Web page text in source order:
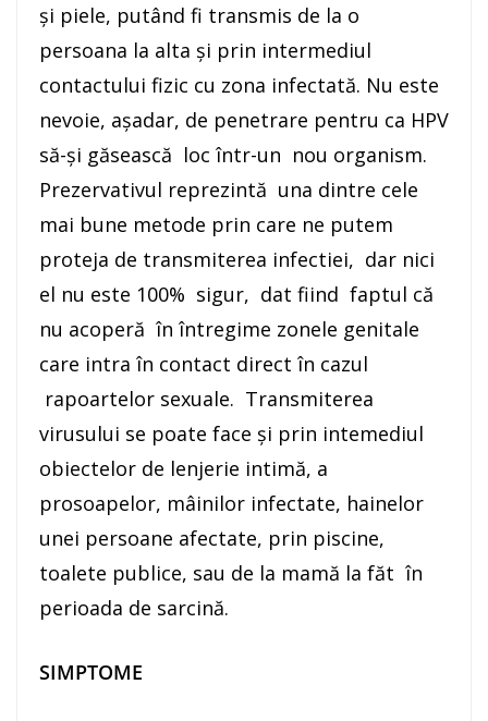
și piele, putând fi transmis de la o
persoana la alta și prin intermediul
contactului fizic cu zona infectată. Nu este
nevoie, așadar, de penetrare pentru ca HPV
să-și găsească loc într-un nou organism.
Prezervativul reprezintă una dintre cele
mai bune metode prin care ne putem
proteja de transmiterea infectiei, dar nici
el nu este 100% sigur, dat fiind faptul că
nu acoperă în întregime zonele genitale
care intra în contact direct în cazul
rapoartelor sexuale. Transmiterea
virusului se poate face și prin intemediul
obiectelor de lenjerie intimă, a
prosoapelor, mâinilor infectate, hainelor
unei persoane afectate, prin piscine,
toalete publice, sau de la mamă la făt în
perioada de sarcină.
SIMPTOME